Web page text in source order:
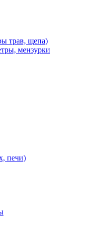
трав, щепа)
мензурки
печи)